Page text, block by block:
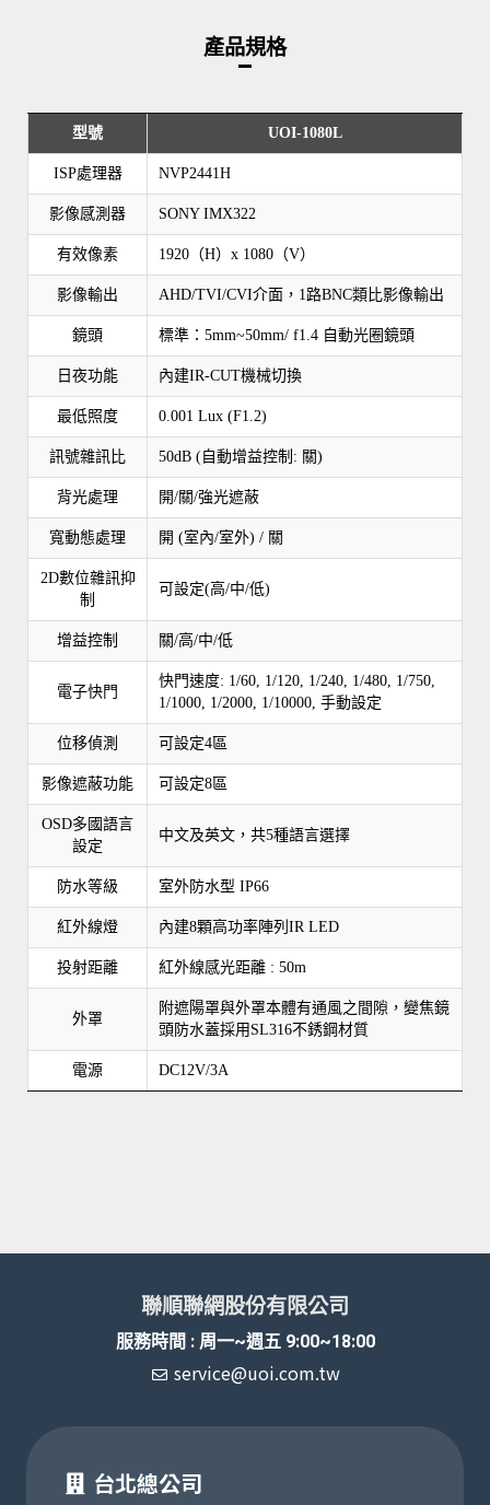
產品規格
型號 UOI-1080L
ISP處理器 NVP2441H
影像感測器 SONY IMX322
有效像素 1920（H）x 1080（V）
影像輸出 AHD/TVI/CVI介面，1路BNC類比影像輸出
鏡頭 標準：5mm~50mm/ f1.4 自動光圈鏡頭
日夜功能 內建IR-CUT機械切換
最低照度 0.001 Lux (F1.2)
訊號雜訊比 50dB (自動增益控制: 關)
背光處理 開/關/強光遮蔽
寬動態處理 開 (室內/室外) / 關
2D數位雜訊抑
制
可設定(高/中/低)
增益控制 關/高/中/低
電子快門
快門速度: 1/60, 1/120, 1/240, 1/480, 1/750,
1/1000, 1/2000, 1/10000, 手動設定
位移偵測 可設定4區
影像遮蔽功能 可設定8區
OSD多國語言
設定
中文及英文，共5種語言選擇
防水等級 室外防水型 IP66
紅外線燈 內建8顆高功率陣列IR LED
投射距離 紅外線感光距離 : 50m
外罩
附遮陽罩與外罩本體有通風之間隙，變焦鏡
頭防水蓋採用SL316不銹鋼材質
電源 DC12V/3A
聯順聯網股份有限公司
服務時間 : 周一~週五 9:00~18:00
service@uoi.com.tw
台北總公司